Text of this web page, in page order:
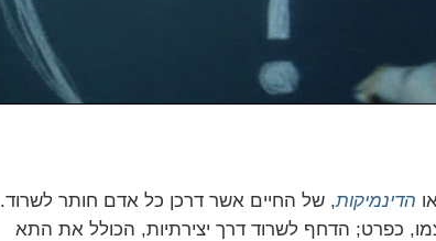
הדינמיקות, של החיים אשר דרכן כל אדם חותר לשרוד.
כפרט; הדחף לשרוד דרך יצירתיות, הכולל את התא